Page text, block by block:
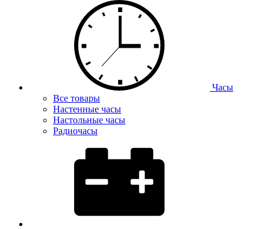
Часы
Все товары
Настенные часы
Настольные часы
Радиочасы